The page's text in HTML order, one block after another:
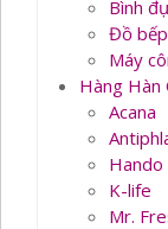
Bình
Đồ bếp
Máy
Hàng Hàn
Acana
Hando
K-life
Mr.